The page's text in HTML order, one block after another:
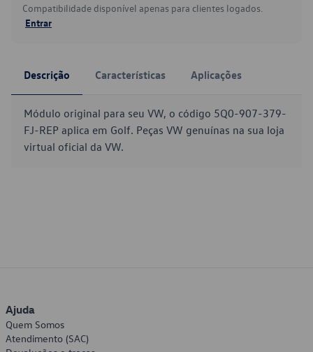
Compatibilidade disponível apenas para clientes logados.
Entrar
Descrição Características Aplicações
Módulo original para seu VW, o código 5Q0-907-379-
FJ-REP aplica em Golf. Peças VW genuínas na sua loja
virtual oficial da VW.
Ajuda
Quem Somos
Atendimento (SAC)